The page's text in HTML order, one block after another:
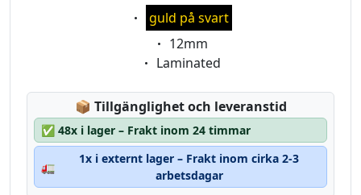
Eigenschaft:
guld på svart
Eigenschaft:
12mm
Eigenschaft:
Laminated
📦 Lagerstatus:
Tillgänglighet och leveranstid
✅ 48x i lager – Frakt inom 24 timmar
🚛
1x i externt lager – Frakt inom cirka 2-3
arbetsdagar